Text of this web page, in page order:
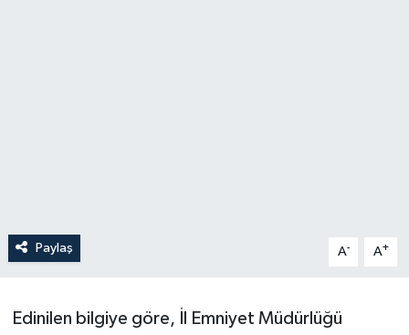
Paylaş A- A+
Edinilen bilgiye göre, İl Emniyet Müdürlüğü